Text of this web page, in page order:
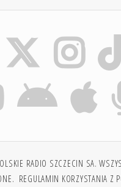
RADIO SZCZECIN SA.
REGULAMIN KORZYSTANIA Z